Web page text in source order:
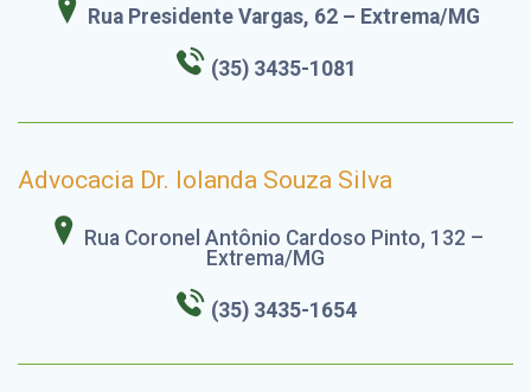
Rua Presidente Vargas, 62 – Extrema/MG
(35) 3435-1081
Advocacia Dr. Iolanda Souza Silva
Rua Coronel Antônio Cardoso Pinto, 132 –
Extrema/MG
(35) 3435-1654